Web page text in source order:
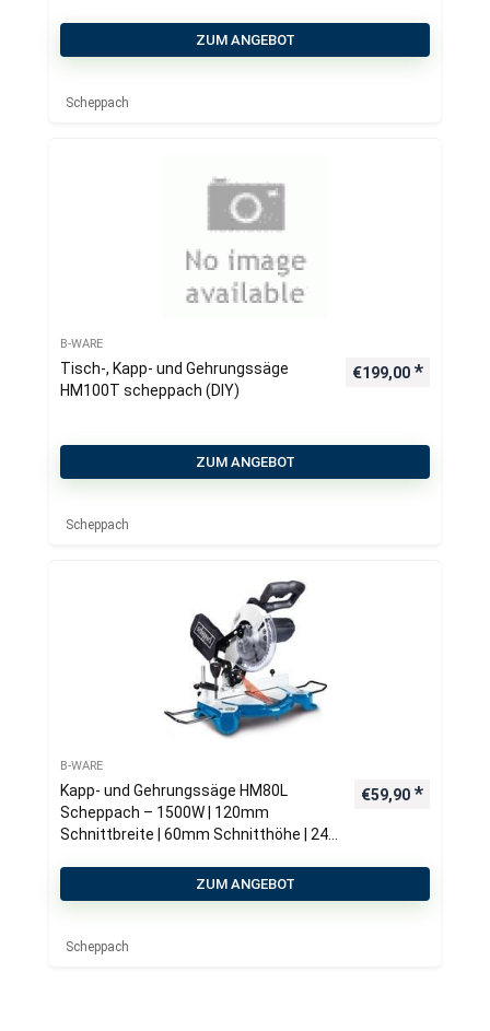
ZUM ANGEBOT
Scheppach
B-WARE
Tisch-, Kapp- und Gehrungssäge
HM100T scheppach (DIY)
€199,00
ZUM ANGEBOT
Scheppach
B-WARE
Kapp- und Gehrungssäge HM80L
Scheppach – 1500W | 120mm
Schnittbreite | 60mm Schnitthöhe | 24
€59,90
ZUM ANGEBOT
Scheppach